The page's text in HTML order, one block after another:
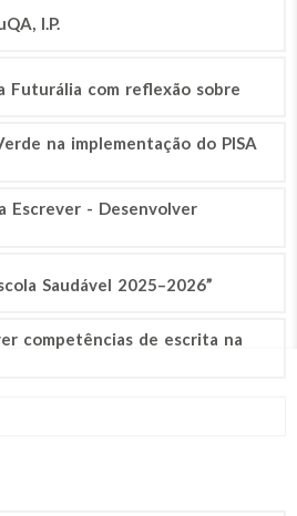
I.P.
Futurália com reflexão sobre
na implementação do PISA
Escrever - Desenvolver
Saudável 2025–2026”
competências de escrita na